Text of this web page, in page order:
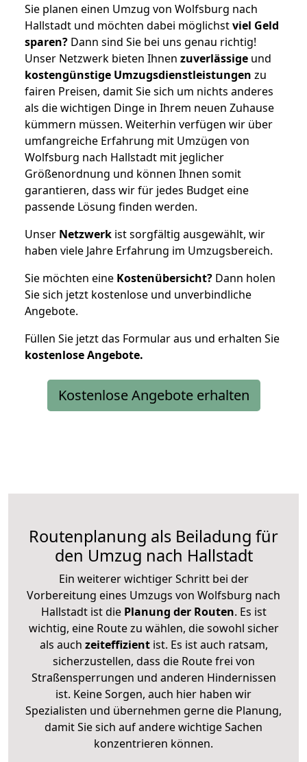
Sie planen einen Umzug von Wolfsburg nach
Hallstadt und möchten dabei möglichstviel Geld
sparen? Dann sind Sie bei uns genau richtig!
Unser Netzwerk bieten Ihnen zuverlässige und
kostengünstige Umzugsdienstleistungen zu
fairen Preisen, damit Sie sich um nichts anderes
als die wichtigen Dinge in Ihrem neuen Zuhause
kümmern müssen. Weiterhin verfügen wir über
umfangreiche Erfahrung mit Umzügen von
Wolfsburg nach Hallstadt mit jeglicher
Größenordnung und können Ihnen somit
garantieren, dass wir für jedes Budget eine
passende Lösung finden werden.
Unser Netzwerk ist sorgfältig ausgewählt, wir
haben viele Jahre Erfahrung im Umzugsbereich.
Sie möchten eine Kostenübersicht? Dann holen
Sie sich jetzt kostenlose und unverbindliche
Angebote.
Füllen Sie jetzt das Formular aus und erhalten Sie
kostenloseAngebote.
Kostenlose Angebote erhalten
Routenplanung als Beiladung für
den Umzug nach Hallstadt
Ein weiterer wichtiger Schritt bei der
Vorbereitung eines Umzugs von Wolfsburg nach
Hallstadt ist diePlanung der Routen. Es ist
wichtig, eine Route zu wählen, die sowohl sicher
als auch zeiteffizientist. Es ist auch ratsam,
sicherzustellen, dass die Route frei von
Straßensperrungen und anderen Hindernissen
ist. Keine Sorgen, auch hier haben wir
Spezialisten und übernehmen gerne die Planung,
damit Sie sich auf andere wichtige Sachen
konzentrieren können.